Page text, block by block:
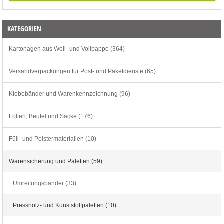
KATEGORIEN
Kartonagen aus Well- und Vollpappe (364)
Versandverpackungen für Post- und Paketdienste (65)
Klebebänder und Warenkennzeichnung (96)
Folien, Beutel und Säcke (176)
Füll- und Polstermaterialien (10)
Warensicherung und Paletten (59)
Umreifungsbänder (33)
Pressholz- und Kunststoffpaletten (10)